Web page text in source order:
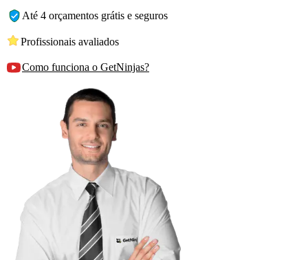
Até 4 orçamentos grátis e seguros
Profissionais avaliados
Como funciona o GetNinjas?